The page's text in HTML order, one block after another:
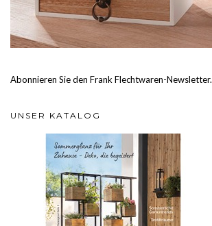
Abonnieren Sie den Frank Flechtwaren-Newsletter.
UNSER KATALOG